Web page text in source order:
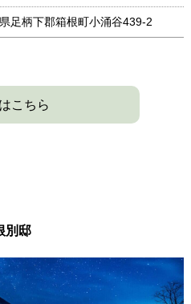
足柄下郡箱根町小涌谷439-2
こちら
別邸